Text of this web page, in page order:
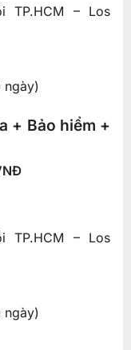
TP.HCM – Los
ngày)
+ Bảo hiểm +
TP.HCM – Los
ngày)